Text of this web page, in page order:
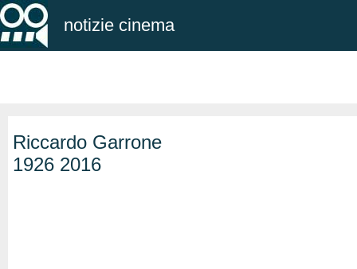
notizie cinema
Riccardo Garrone
1926 2016